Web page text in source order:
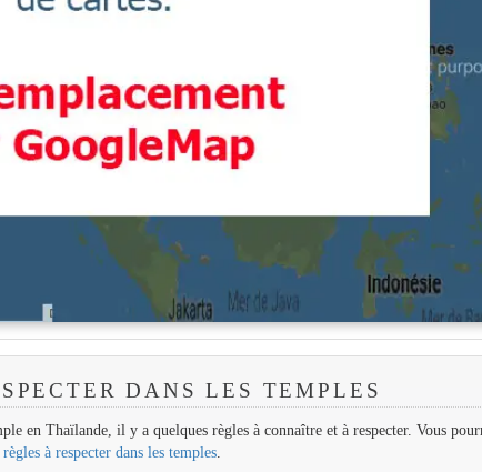
DANS LES TEMPLES
en Thaïlande, il y a quelques règles à connaître et à respecter. Vous
règles à respecter dans les temples.